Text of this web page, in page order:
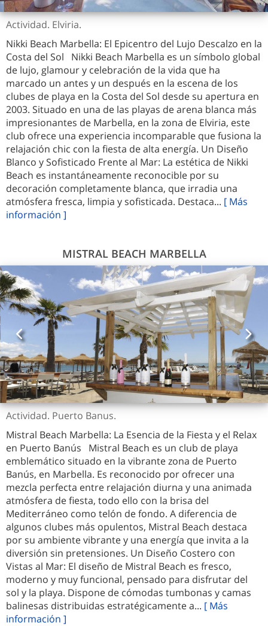
Actividad. Elviria.
Nikki Beach Marbella: El Epicentro del Lujo Descalzo en la
Costa del Sol Nikki Beach Marbella es un símbolo global
de lujo, glamour y celebración de la vida que ha
marcado un antes y un después en la escena de los
clubes de playa en la Costa del Sol desde su apertura en
2003. Situado en una de las playas de arena blanca más
impresionantes de Marbella, en la zona de Elviria, este
club ofrece una experiencia incomparable que fusiona la
relajación chic con la fiesta de alta energía. Un Diseño
Blanco y Sofisticado Frente al Mar: La estética de Nikki
Beach es instantáneamente reconocible por su
decoración completamente blanca, que irradia una
atmósfera fresca, limpia y sofisticada. Destaca... [ Más
información ]
MISTRAL BEACH MARBELLA
Actividad. Puerto Banus.
Mistral Beach Marbella: La Esencia de la Fiesta y el Relax
en Puerto Banús Mistral Beach es un club de playa
emblemático situado en la vibrante zona de Puerto
Banús, en Marbella. Es reconocido por ofrecer una
mezcla perfecta entre relajación diurna y una animada
atmósfera de fiesta, todo ello con la brisa del
Mediterráneo como telón de fondo. A diferencia de
algunos clubes más opulentos, Mistral Beach destaca
por su ambiente vibrante y una energía que invita a la
diversión sin pretensiones. Un Diseño Costero con
Vistas al Mar: El diseño de Mistral Beach es fresco,
moderno y muy funcional, pensado para disfrutar del
sol y la playa. Dispone de cómodas tumbonas y camas
balinesas distribuidas estratégicamente a... [ Más
información ]